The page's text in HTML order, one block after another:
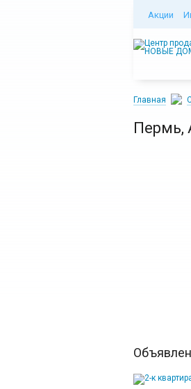
Акции
Главная
Пермь,